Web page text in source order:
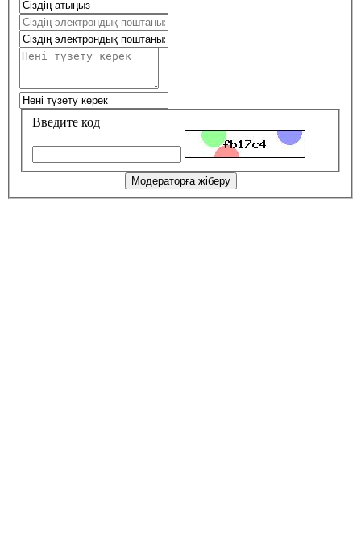
Введите код
Модераторға жіберу